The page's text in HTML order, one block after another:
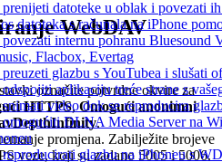
datoteke u oblak i povezati
datoteka s računala na iPhone
internu pohranu Bluesound
Flacbox, Evertag
glazbu s YouTubea i slušati
aplikaciju treće strane s
video dok se reproducira
DLNA Media Server na
glazbu na iPhoneu s
WebDAV
označite potvrdne okvire za
HTTPS,Omogući anonimni
.
promjena. Zabilježite brojeve
veze, koji su zadano 5005 i 5006.